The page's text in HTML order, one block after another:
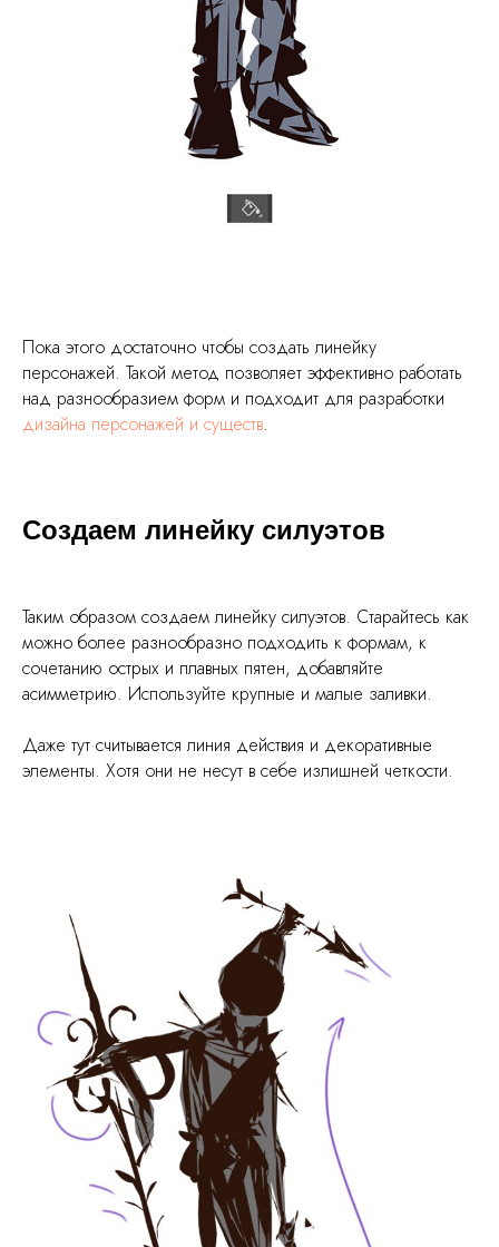
Пока этого достаточно чтобы создать линейку
персонажей. Такой метод позволяет эффективно работать
над разнообразием форм и подходит для разработки
дизайна персонажей и существ.
Создаем линейку силуэтов
Таким образом создаем линейку силуэтов. Старайтесь как
можно более разнообразно подходить к формам, к
сочетанию острых и плавных пятен, добавляйте
асимметрию. Используйте крупные и малые заливки.
Даже тут считывается линия действия и декоративные
элементы. Хотя они не несут в себе излишней четкости.